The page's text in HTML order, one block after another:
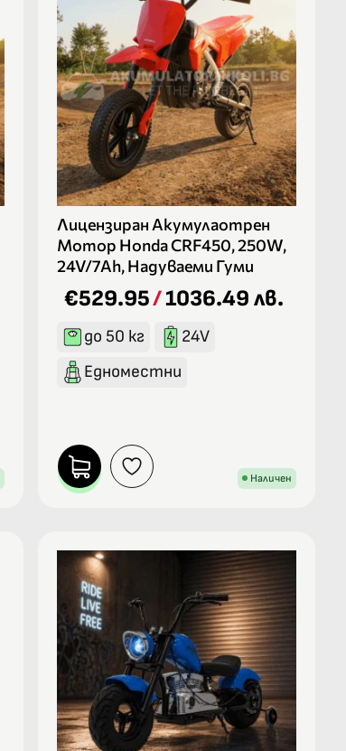
Лицензиран Акумулаотрен
Мотор Honda CRF450, 250W,
24V/7Ah, Надуваеми Гуми
€529.95/1036.49 лв.
до 50 кг
24V
Едноместни
Наличен